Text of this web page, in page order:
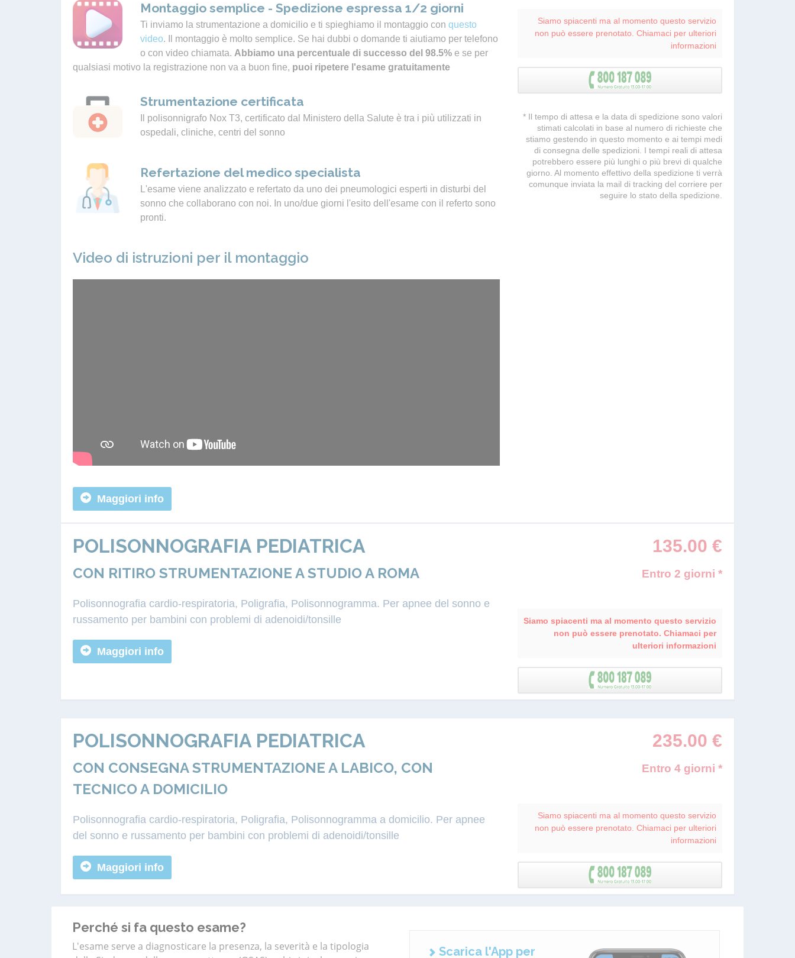
Montaggio semplice - Spedizione espressa 1/2 giorni
Ti inviamo la strumentazione a domicilio e ti spieghiamo il montaggio con questo
video. Il montaggio è molto semplice. Se hai dubbi o domande ti aiutiamo per telefono
o con video chiamata. Abbiamo una percentuale di successo del 98.5% e se per
qualsiasi motivo la registrazione non va a buon fine, puoi ripetere l'esame gratuitamente
Strumentazione certificata
Il polisonnigrafo Nox T3, certificato dal Ministero della Salute è tra i più utilizzati in
ospedali, cliniche, centri del sonno
Refertazione del medico specialista
L'esame viene analizzato e refertato da uno dei pneumologici esperti in disturbi del
sonno che collaborano con noi. In uno/due giorni l'esito dell'esame con il referto sono
pronti.
Video di istruzioni per il montaggio
Maggiori info
Siamo spiacenti ma al momento questo servizio
non può essere prenotato. Chiamaci per ulteriori
informazioni
* Il tempo di attesa e la data di spedizione sono valori
stimati calcolati in base al numero di richieste che
stiamo gestendo in questo momento e ai tempi medi
di consegna delle spedizioni. I tempi reali di attesa
potrebbero essere più lunghi o più brevi di qualche
giorno. Al momento effettivo della spedizione ti verrà
comunque inviata la mail di tracking del corriere per
seguire lo stato della spedizione.
POLISONNOGRAFIA PEDIATRICA
CON RITIRO STRUMENTAZIONE A STUDIO A ROMA
Polisonnografia cardio-respiratoria, Poligrafia, Polisonnogramma. Per apnee del sonno e
russamento per bambini con problemi di adenoidi/tonsille
Maggiori info
135.00 €
Entro 2 giorni *
Siamo spiacenti ma al momento questo servizio
non può essere prenotato. Chiamaci per
ulteriori informazioni
POLISONNOGRAFIA PEDIATRICA
CON CONSEGNA STRUMENTAZIONE A LABICO, CON
TECNICO A DOMICILIO
Polisonnografia cardio-respiratoria, Poligrafia, Polisonnogramma a domicilio. Per apnee
del sonno e russamento per bambini con problemi di adenoidi/tonsille
Maggiori info
235.00 €
Entro 4 giorni *
Siamo spiacenti ma al momento questo servizio
non può essere prenotato. Chiamaci per ulteriori
informazioni
Perché si fa questo esame?
L'esame serve a diagnosticare la presenza, la severità e la tipologia
Scarica l'App per